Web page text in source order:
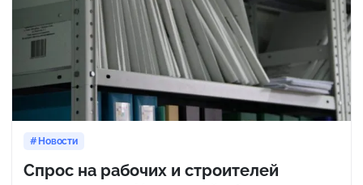
Новости
Спрос на рабочих и строителей